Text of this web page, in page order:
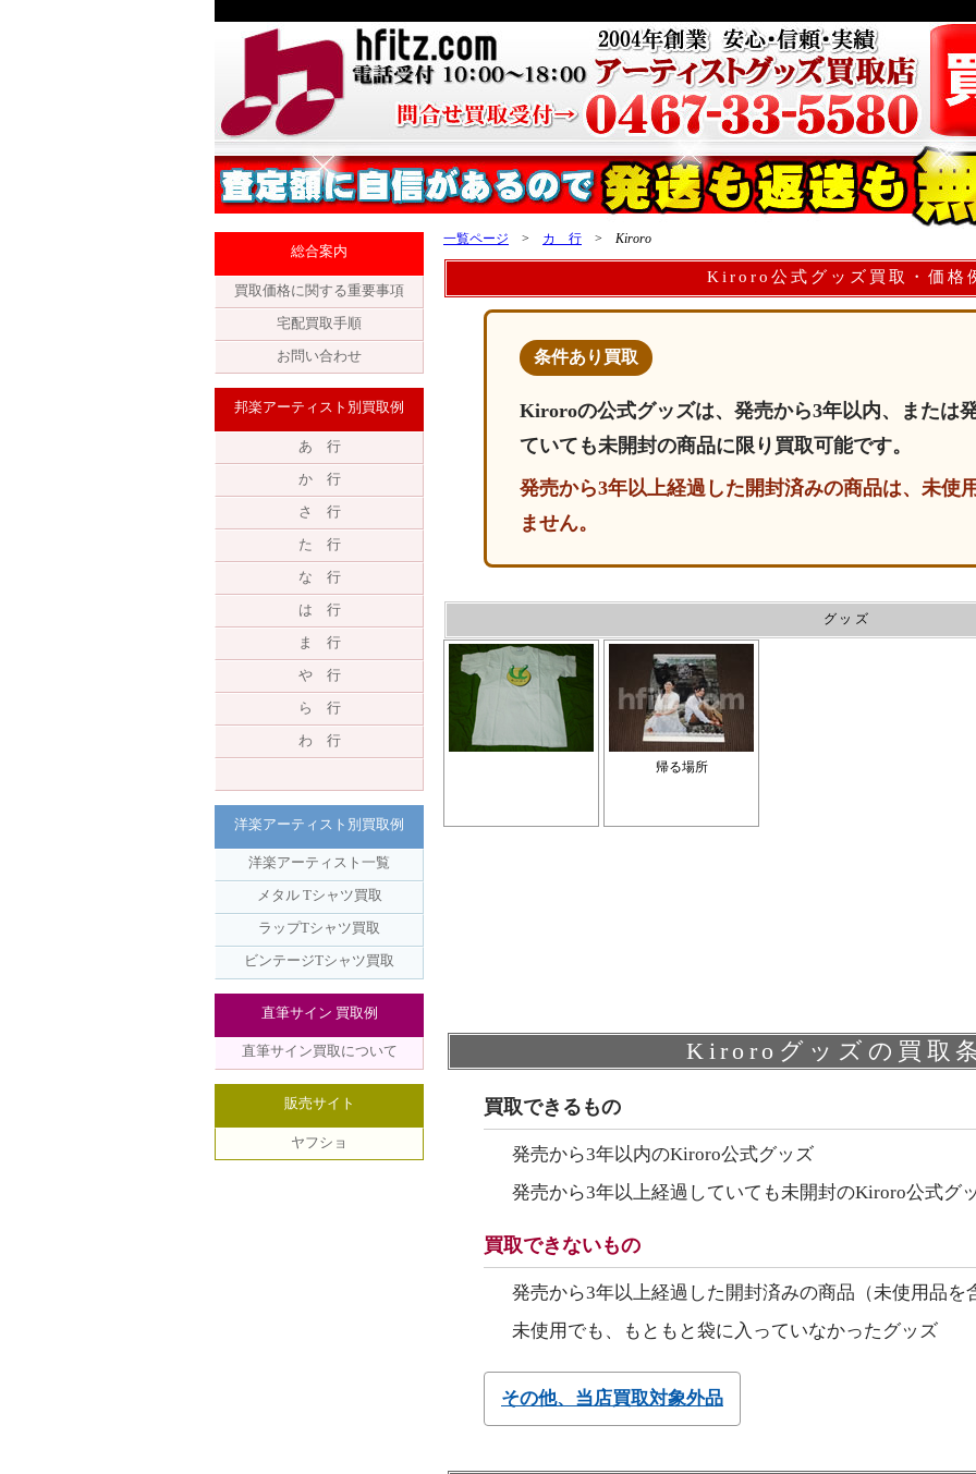
総合案内
買取価格に関する重要事項
宅配買取手順
お問い合わせ
邦楽アーティスト別買取例
あ 行
か 行
さ 行
た 行
な 行
は 行
ま 行
や 行
ら 行
わ 行
洋楽アーティスト別買取例
洋楽アーティスト一覧
メタル Tシャツ買取
ラップTシャツ買取
ビンテージTシャツ買取
直筆サイン 買取例
直筆サイン買取について
販売サイト
ヤフショ
一覧ページ > カ 行 > Kiroro
Kiroro公式グッズ買取・価格
条件あり買取
Kiroroの公式グッズは、発売から3年以内、または
ていても未開封の商品に限り買取可能です。
発売から3年以上経過した開封済みの商品は、未使
ません。
グッズ
帰る場所
Kiroroグッズの買取
買取できるもの
発売から3年以内のKiroro公式グッズ
発売から3年以上経過していても未開封のKiroro公式グ
買取できないもの
発売から3年以上経過した開封済みの商品（未使用品を
未使用でも、もともと袋に入っていなかったグッズ
その他、当店買取対象外品